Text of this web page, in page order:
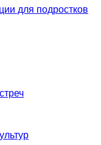
для подростков